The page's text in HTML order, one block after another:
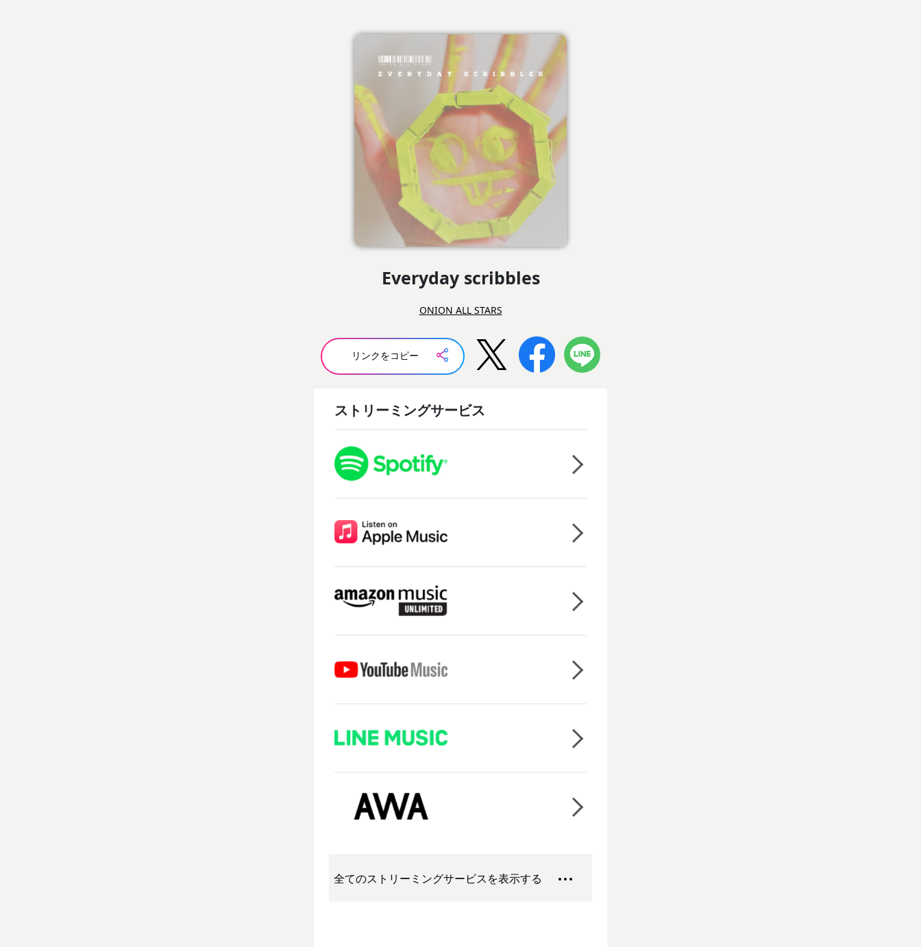
Everyday scribbles
ONION ALL STARS
リンクをコピー
ストリーミングサービス
全てのストリーミングサービスを表示する